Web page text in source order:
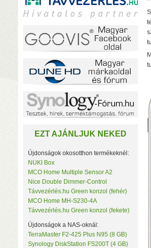
EZT AJÁNLJUK NEKED
Újdonságok okosotthon termékeknél:
NUKI Box
MCO Home Multiple Sensor A2
Nice Double Dimmer-Control
Távvezérlés.hu Green konzol (fehér)
MCO Home MH-S230-4A
Távvezérlés.hu Green konzol (fekete)
Újdonságok a NAS-oknál:
TerraMaster F2-425 Plus N95 (8 GB)
Synology DiskStation FS200T (4 GB)